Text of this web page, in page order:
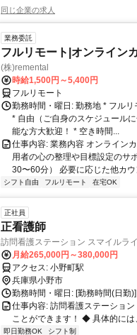
同じ企業の求人
業務委託
フルリモート|オンライン
(株)remental
時給1,500円～5,400円
フルリモート
勤務時間・曜日: 勤務地 * フル
* 自由（ご自身のスケジュール
能な方大歓迎！ * 空き時間...
仕事内容: 業務内容 オンライン
用者の心の整理や目標設定のサ
30〜60分） 必要に応じた他カウ
シフト自由 フルリモート 在宅OK
正社員
正看護師
訪問看護ステーション スマイルラ
月給265,000円～380,000円
アクセス: 小野町駅
兵庫県小野市
勤務時間・曜日: [勤務時間(日
仕事内容: 訪問看護ステーショ
ことができます！ ◆ 具体的に
即日勤務OK シフト制